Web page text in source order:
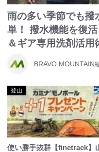
雨の多い季節でも撥
単！ 撥水機能を復
＆ギア専用洗剤活用
BRAVO MOUNTAIN
登山
使い勝手抜群【finetrack】